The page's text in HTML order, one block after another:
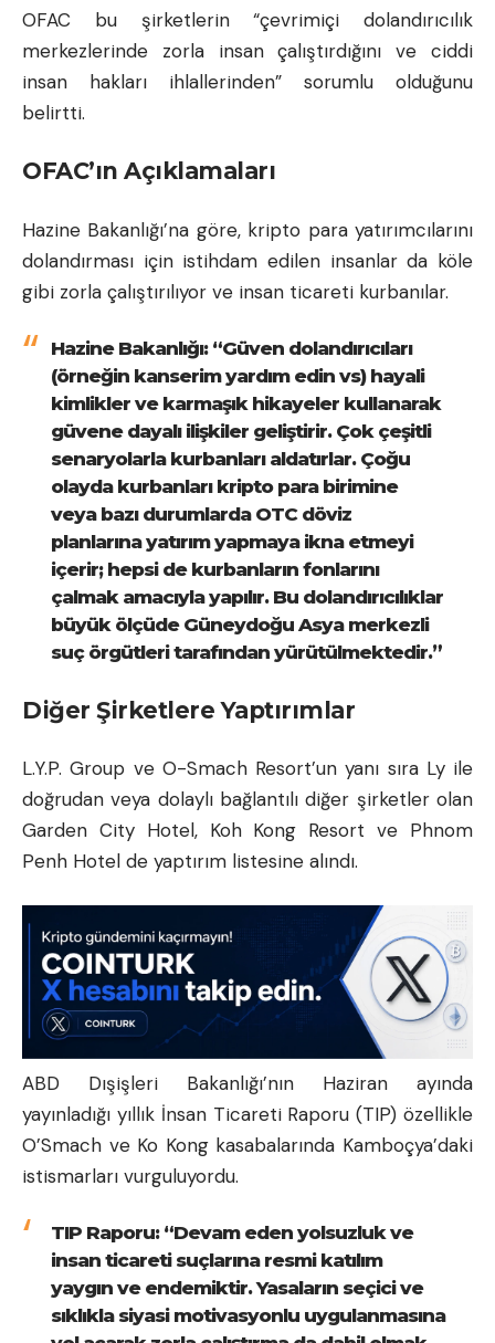
OFAC bu şirketlerin “çevrimiçi dolandırıcılık
merkezlerinde zorla insan çalıştırdığını ve ciddi
insan hakları ihlallerinden” sorumlu olduğunu
belirtti.
OFAC’ın Açıklamaları
Hazine Bakanlığı’na göre, kripto parayatırımcılarını
dolandırması için istihdam edilen insanlar da köle
gibi zorla çalıştırılıyor ve insan ticareti kurbanılar.
Hazine Bakanlığı: “Güven dolandırıcıları
(örneğin kanserim yardım edin vs) hayali
kimlikler ve karmaşık hikayeler kullanarak
güvene dayalı ilişkiler geliştirir. Çok çeşitli
senaryolarla kurbanları aldatırlar. Çoğu
olayda kurbanları kripto para birimine
veya bazı durumlarda OTC döviz
planlarına yatırım yapmaya ikna etmeyi
içerir; hepsi de kurbanların fonlarını
çalmak amacıyla yapılır. Bu dolandırıcılıklar
büyük ölçüde Güneydoğu Asya merkezli
suç örgütleri tarafından yürütülmektedir.”
Diğer Şirketlere Yaptırımlar
L.Y.P. Group ve O-Smach Resort’un yanı sıra Ly ile
doğrudan veya dolaylı bağlantılı diğer şirketler olan
Garden City Hotel, Koh Kong Resort ve Phnom
Penh Hotel de yaptırım listesine alındı.
ABD Dışişleri Bakanlığı’nın Haziran ayında
yayınladığı yıllık İnsan Ticareti Raporu (TIP) özellikle
O’Smach ve Ko Kong kasabalarında Kamboçya’daki
istismarları vurguluyordu.
TIP Raporu: “Devam eden yolsuzluk ve
insan ticareti suçlarına resmi katılım
yaygın ve endemiktir. Yasaların seçici ve
sıklıkla siyasi motivasyonlu uygulanmasına